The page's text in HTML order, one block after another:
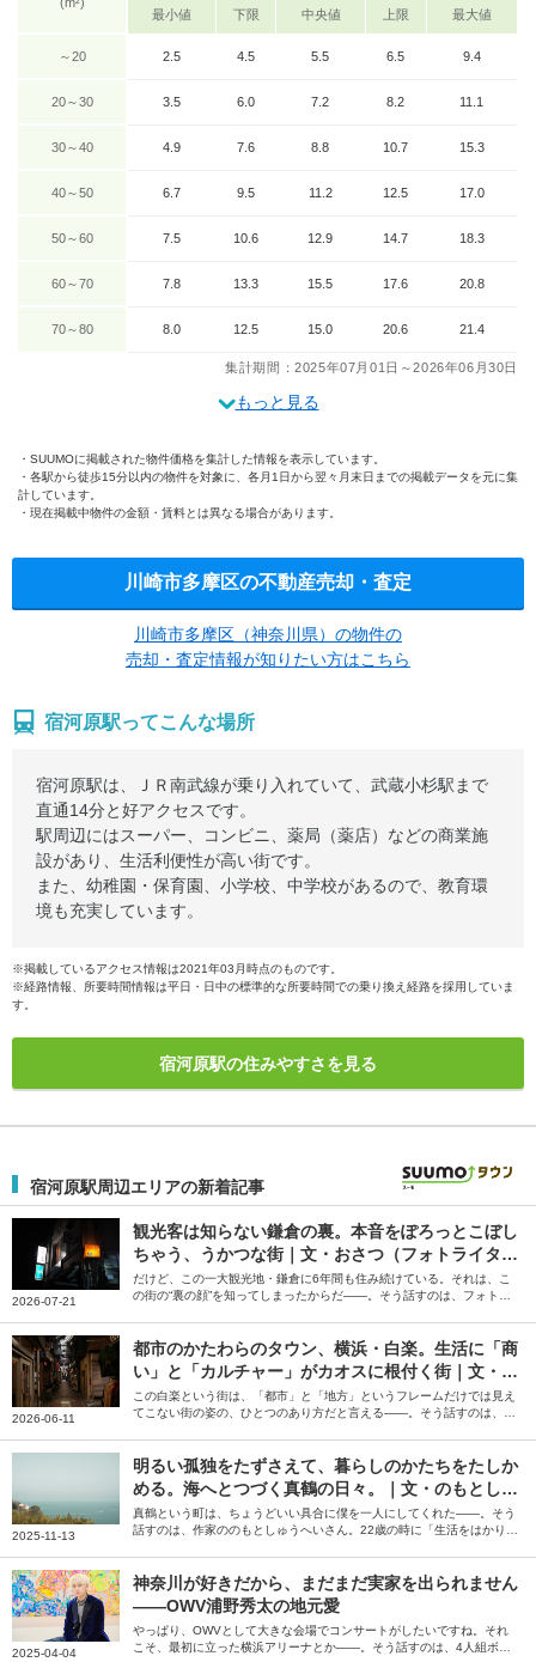
最小値
下限 中央値 上限 最大値
～20 2.5 4.5 5.5 6.5 9.4
20～30 3.5 6.0 7.2 8.2 11.1
30～40 4.9 7.6 8.8 10.7 15.3
40～50 6.7 9.5 11.2 12.5 17.0
50～60 7.5 10.6 12.9 14.7 18.3
60～70 7.8 13.3 15.5 17.6 20.8
70～80 8.0 12.5 15.0 20.6 21.4
集計期間：2025年07月01日～2026年06月30日
もっと見る
SUUMOに掲載された物件価格を集計した情報を表示しています。
各駅から徒歩15分以内の物件を対象に、各月1日から翌々月末日までの掲載データを元に集
計しています。
現在掲載中物件の金額・賃料とは異なる場合があります。
川崎市多摩区の不動産売却・査定
川崎市多摩区（神奈川県）の物件の
売却・査定情報が知りたい方はこちら
宿河原駅ってこんな場所
宿河原駅は、ＪＲ南武線が乗り入れていて、武蔵小杉駅まで
直通14分と好アクセスです。
駅周辺にはスーパー、コンビニ、薬局（薬店）などの商業施
設があり、生活利便性が高い街です。
また、幼稚園・保育園、小学校、中学校があるので、教育環
境も充実しています。
※掲載しているアクセス情報は2021年03月時点のものです。
※経路情報、所要時間情報は平日・日中の標準的な所要時間での乗り換え経路を採用していま
す。
宿河原駅の住みやすさを見る
宿河原駅周辺エリアの新着記事
2026-07-21
観光客は知らない鎌倉の裏。本音をぽろっとこぼし
ちゃう、うかつな街｜文・おさつ（フォトライタ
ー）
だけど、この一大観光地・鎌倉に6年間も住み続けている。それは、こ
の街の“裏の顔”を知ってしまったからだ――。そう話すのは、フォトラ
2026-06-11
都市のかたわらのタウン、横浜・白楽。生活に「商
い」と「カルチャー」がカオスに根付く街｜文・小
池真幸
この白楽という街は、「都市」と「地方」というフレームだけでは見え
てこない街の姿の、ひとつのあり方だと言える――。そう話すのは、編
2025-11-13
明るい孤独をたずさえて、暮らしのかたちをたしか
める。海へとつづく真鶴の日々。｜文・のもとしゅ
うへい（作家）
真鶴という町は、ちょうどいい具合に僕を一人にしてくれた――。そう
話すのは、作家ののもとしゅうへいさん。22歳の時に「生活をはかりな
2025-04-04
神奈川が好きだから、まだまだ実家を出られません
――OWV浦野秀太の地元愛
やっぱり、OWVとして大きな会場でコンサートがしたいですね。それ
こそ、最初に立った横浜アリーナとか――。そう話すのは、4人組ボー